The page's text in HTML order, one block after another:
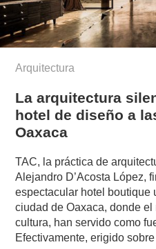
Arquitectura
La arquitectura
hotel de diseño a
Oaxaca
TAC, la práctica de
Alejandro D’Acosta López,
espectacular hotel boutique
ciudad de Oaxaca, donde
cultura, han servido como
Efectivamente, erigido